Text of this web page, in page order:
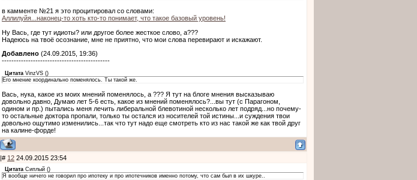
в камменте №21 я это процитировал со словами:
Аллилуйя...наконец-то хоть кто-то понимает, что такое базовый уровень!
Ну Вась, где тут идиоты? или другое более жесткое слово, а???
Надеюсь на твоё осознание, мне не приятно, что мои слова перевирают и искажают.
Добавлено (24.09.2015, 19:36)
---------------------------------------------
Цитата VinzVS ()
Его мнение координально поменялось. Ты такой же.
Вась, нука, какое из моих мнений поменялось, а ??? Я тут на блоге мнения высказываю
довольно давно, Думаю лет 5-6 есть, какое из мнений поменялось?...вы тут (с Парагоном,
одином и пр.) пытались меня лечить либеральной блевотиной несколько лет подряд...но почему-
то остальные доктора пропали, только ты остался из носителей той истины...и суждения твои
довольно ощутимо изменились...так что тут надо еще смотреть кто из нас такой же как твой друг
на калине-форде!
|# 12 24.09.2015 23:54
Цитата Cиплый ()
Я вообще ничего не говорил про ипотеку и про ипотечников именно потому, что сам был в их шкуре..